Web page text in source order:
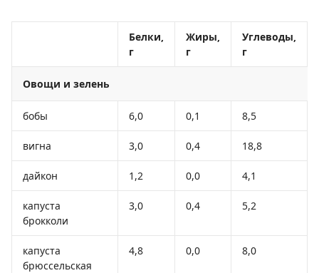
Белки,
г
Жиры,
г
Углеводы,
г
Овощи и зелень
бобы 6,0 0,1 8,5
вигна 3,0 0,4 18,8
дайкон 1,2 0,0 4,1
капуста
брокколи
3,0 0,4 5,2
капуста
брюссельская
4,8 0,0 8,0